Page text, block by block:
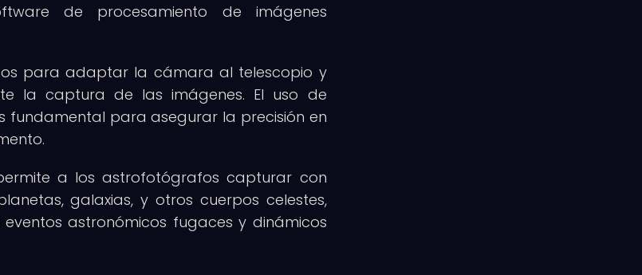
de procesamiento de imágenes
para adaptar la cámara al telescopio y
la captura de las imágenes. El uso de
fundamental para asegurar la precisión en
a los astrofotógrafos capturar con
galaxias, y otros cuerpos celestes,
astronómicos fugaces y dinámicos